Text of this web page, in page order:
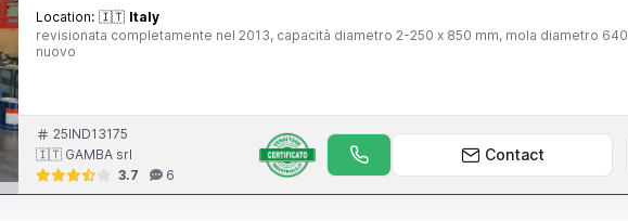
Location: 🇮🇹 Italy
revisionata completamente nel 2013, capacità diametro 2-250 x 850 mm, mola diametro
nuovo
25IND13175
🇮🇹 GAMBA srl
3.7
6
Contact